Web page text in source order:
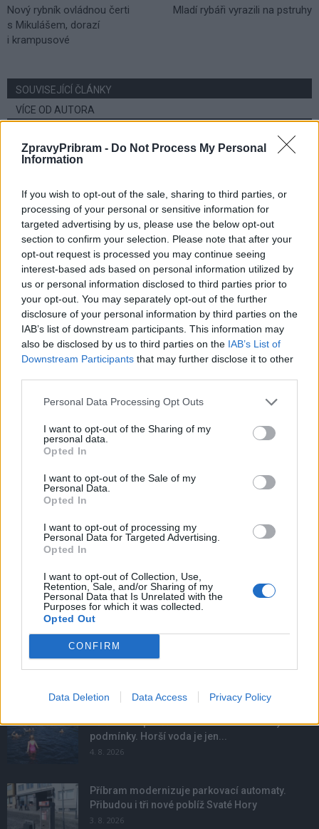
ZpravyPribram - Do Not Process My Personal
Information
If you wish to opt-out of the sale, sharing to third parties, or
processing of your personal or sensitive information for
targeted advertising by us, please use the below opt-out
section to confirm your selection. Please note that after your
opt-out request is processed you may continue seeing
interest-based ads based on personal information utilized by
us or personal information disclosed to third parties prior to
your opt-out. You may separately opt-out of the further
disclosure of your personal information by third parties on the
IAB’s list of downstream participants. This information may
also be disclosed by us to third parties on the IAB’s List of
Downstream Participants that may further disclose it to other
Personal Data Processing Opt Outs
I want to opt-out of the Sharing of my
personal data.
Opted In
I want to opt-out of the Sale of my
Personal Data.
Opted In
I want to opt-out of processing my
Personal Data for Targeted Advertising.
Opted In
I want to opt-out of Collection, Use,
Retention, Sale, and/or Sharing of my
Personal Data that Is Unrelated with the
Purposes for which it was collected.
Opted Out
CONFIRM
Data Deletion Data Access Privacy Policy
Nový rybník ovládnou čerti
s Mikulášem, dorazí
i krampusové
Mladí rybáři vyrazili na pstruhy
SOUVISEJÍCÍ ČLÁNKY
VÍCE OD AUTORA
Většina koupališť na Příbramsku nabízí
Zpravodajství
Příbram modernizuje parkovací automaty.
Přibudou i tři nové poblíž Svaté Hory
Zpravodajství
Středočeský kraj upravil pravidla soutěže.
Obce nově získají body i za předcházení
vzniku odpadu
NOVINKY
6. 8. 2026
Většina koupališť na Příbramsku nabízí výborné
podmínky. Horší voda je jen...
4. 8. 2026
Příbram modernizuje parkovací automaty.
Přibudou i tři nové poblíž Svaté Hory
3. 8. 2026